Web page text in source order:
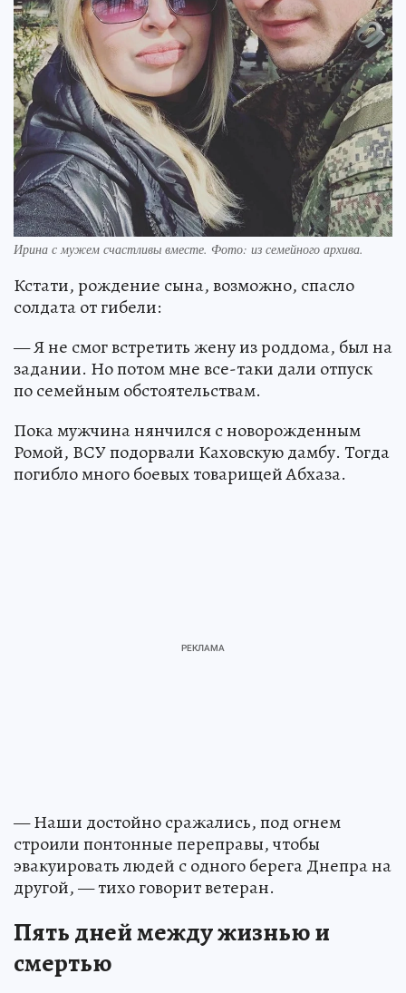
Ирина с мужем счастливы вместе. Фото: из семейного архива.
Кстати, рождение сына, возможно, спасло
солдата от гибели:
— Я не смог встретить жену из роддома, был на
задании. Но потом мне все-таки дали отпуск
по семейным обстоятельствам.
Пока мужчина нянчился с новорожденным
Ромой, ВСУ подорвали Каховскую дамбу. Тогда
погибло много боевых товарищей Абхаза.
— Наши достойно сражались, под огнем
строили понтонные переправы, чтобы
эвакуировать людей с одного берега Днепра на
другой, — тихо говорит ветеран.
Пять дней между жизнью и
смертью